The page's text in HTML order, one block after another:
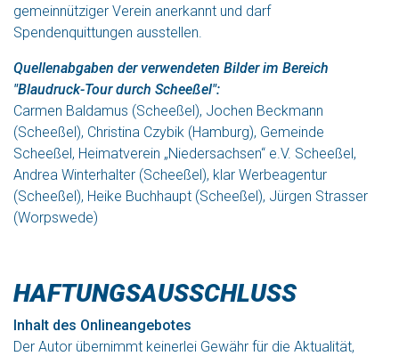
gemeinnütziger Verein anerkannt und darf
Spendenquittungen ausstellen.
Quellenabgaben der verwendeten Bilder im Bereich
"Blaudruck-Tour durch Scheeßel":
Carmen Baldamus (Scheeßel), Jochen Beckmann
(Scheeßel), Christina Czybik (Hamburg), Gemeinde
Scheeßel, Heimatverein „Niedersachsen“ e.V. Scheeßel,
Andrea Winterhalter (Scheeßel), klar Werbeagentur
(Scheeßel), Heike Buchhaupt (Scheeßel), Jürgen Strasser
(Worpswede)
HAFTUNGSAUSSCHLUSS
Inhalt des Onlineangebotes
Der Autor übernimmt keinerlei Gewähr für die Aktualität,